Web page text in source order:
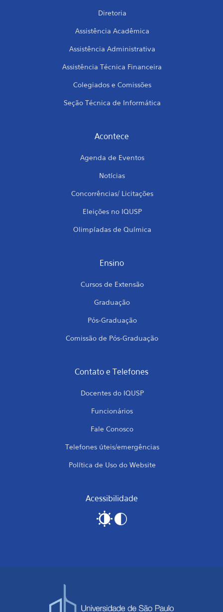
Diretoria
Assistência Acadêmica
Assistência Administrativa
Assistência Técnica Financeira
Colegiados e Comissões
Seção Técnica de Informática
Acontece
Agenda de Eventos
Notícias
Concorrências/ Licitações
Eleições no IQUSP
Olimpíadas de Química
Ensino
Cursos de Extensão
Graduação
Pós-Graduação
Comissão de Pós-Graduação
Contato e Telefones
Docentes do IQUSP
Funcionários
Fale Conosco
Telefones úteis/emergências
Política de Uso do Website
Acessibilidade